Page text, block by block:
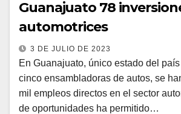
Guanajuato 78
automotrices
3 DE JULIO DE 2023
En Guanajuato, único estado del
cinco ensambladoras de autos, se
mil empleos directos en el sector
de oportunidades ha permitido…